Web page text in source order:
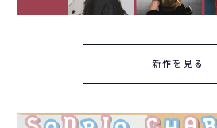
新作を見る